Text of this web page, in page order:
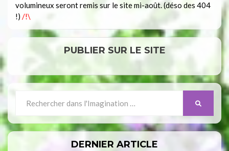
volumineux seront remis sur le site mi-août. (déso des 404
!) /!\
PUBLIER SUR LE SITE
for:
DERNIER ARTICLE